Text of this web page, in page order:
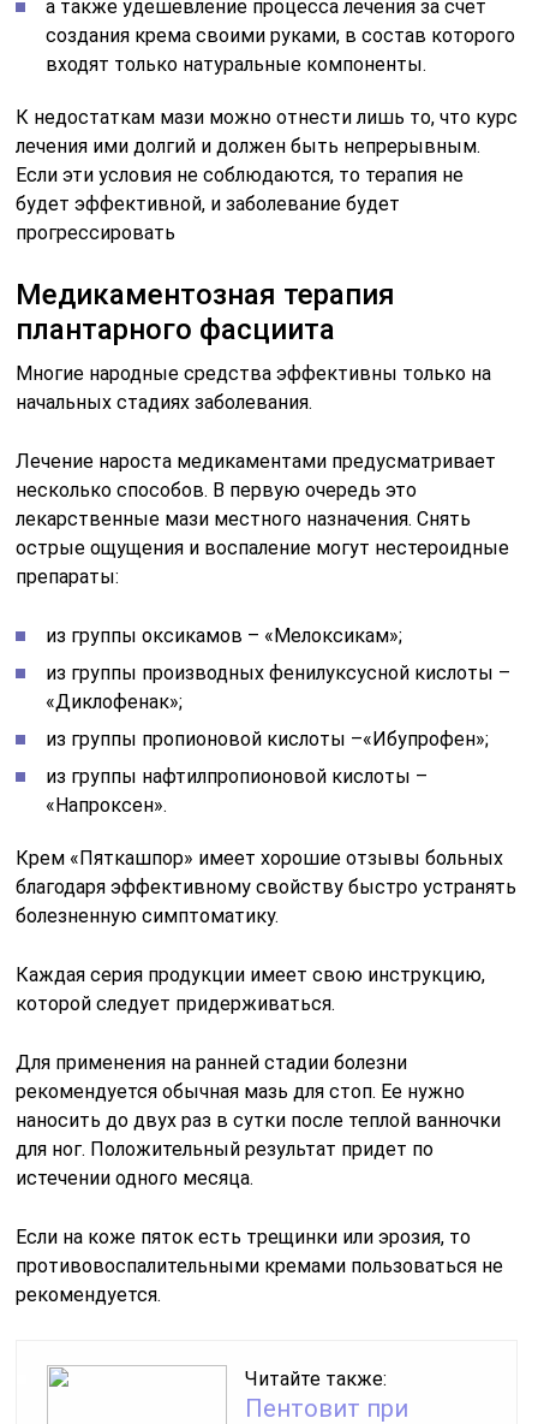
а также удешевление процесса лечения за счет
создания крема своими руками, в состав которого
входят только натуральные компоненты.
К недостаткам мази можно отнести лишь то, что курс
лечения ими долгий и должен быть непрерывным.
Если эти условия не соблюдаются, то терапия не
будет эффективной, и заболевание будет
прогрессировать
Медикаментозная терапия
плантарного фасциита
Многие народные средства эффективны только на
начальных стадиях заболевания.
Лечение нароста медикаментами предусматривает
несколько способов. В первую очередь это
лекарственные мази местного назначения. Снять
острые ощущения и воспаление могут нестероидные
препараты:
из группы оксикамов – «Мелоксикам»;
из группы производных фенилуксусной кислоты –
«Диклофенак»;
из группы пропионовой кислоты –«Ибупрофен»;
из группы нафтилпропионовой кислоты –
«Напроксен».
Крем «Пяткашпор» имеет хорошие отзывы больных
благодаря эффективному свойству быстро устранять
болезненную симптоматику.
Каждая серия продукции имеет свою инструкцию,
которой следует придерживаться.
Для применения на ранней стадии болезни
рекомендуется обычная мазь для стоп. Ее нужно
наносить до двух раз в сутки после теплой ванночки
для ног. Положительный результат придет по
истечении одного месяца.
Если на коже пяток есть трещинки или эрозия, то
противовоспалительными кремами пользоваться не
рекомендуется.
Читайте также:
Пентовит при